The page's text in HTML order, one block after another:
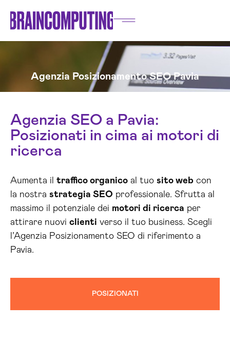
Agenzia Posizionamento SEO Pavia
Agenzia SEO a Pavia:
Posizionati in cima ai motori di
ricerca
Aumenta il traffico organico al tuo sito web con
la nostra strategia SEO professionale. Sfrutta al
massimo il potenziale dei motori di ricerca per
attirare nuovi clienti verso il tuo business. Scegli
l’Agenzia Posizionamento SEO di riferimento a
Pavia.
POSIZIONATI